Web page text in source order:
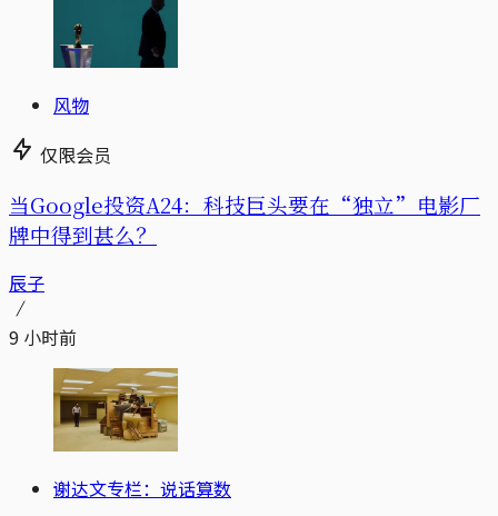
风物
仅限会员
当Google投资A24：科技巨头要在“独立”电影厂
牌中得到甚么？
辰子
9 小时前
谢达文专栏：说话算数